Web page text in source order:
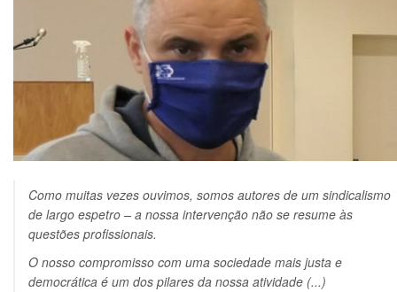
Como muitas vezes ouvimos, somos autores de um sindicalismo
de largo espetro – a nossa intervenção não se resume às
questões profissionais.
O nosso compromisso com uma sociedade mais justa e
democrática é um dos pilares da nossa atividade (...)